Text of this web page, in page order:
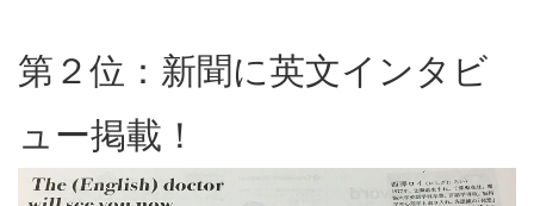
第２位：新聞に英文インタビ
ュー掲載！